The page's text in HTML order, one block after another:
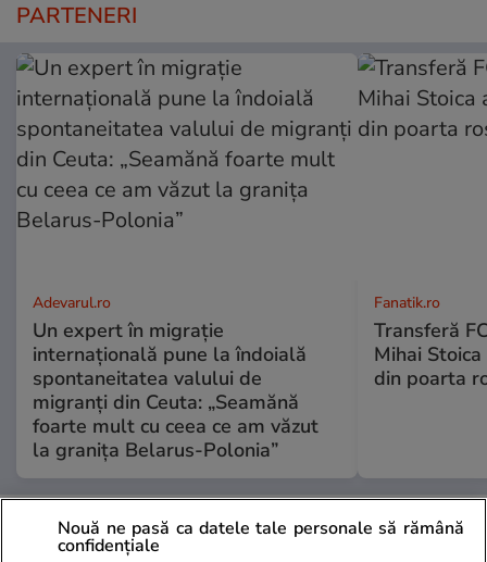
PARTENERI
Adevarul.ro
Un expert în migrație
internațională pune la îndoială
spontaneitatea valului de
migranți din Ceuta: „Seamănă
foarte mult cu ceea ce am văzut
la granița Belarus-Polonia”
Fanatik.ro
Transferă
Mihai
din poarta
PARTENERI
Nouă ne pasă ca datele tale personale să rămână
confidențiale